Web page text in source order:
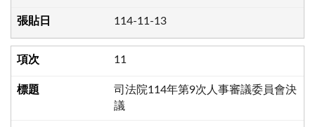
114-11-13
11
司法院114年第9次人事審議委員會決
議